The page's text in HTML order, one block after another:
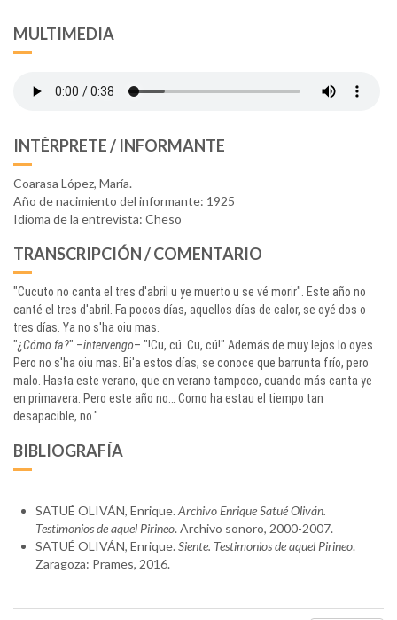
MULTIMEDIA
INTÉRPRETE / INFORMANTE
Coarasa López, María.
Año de nacimiento del informante: 1925
Idioma de la entrevista: Cheso
TRANSCRIPCIÓN / COMENTARIO
"Cucuto no canta el tres d'abril u ye muerto u se vé morir". Este año no
canté el tres d'abril. Fa pocos días, aquellos días de calor, se oyé dos o
tres días. Ya no s'ha oiu mas.
"¿Cómo fa?" –intervengo– "!Cu, cú. Cu, cú!" Además de muy lejos lo oyes.
Pero no s'ha oiu mas. Bi'a estos días, se conoce que barrunta frío, pero
malo. Hasta este verano, que en verano tampoco, cuando más canta ye
en primavera. Pero este año no… Como ha estau el tiempo tan
desapacible, no."
BIBLIOGRAFÍA
SATUÉ OLIVÁN, Enrique. Archivo Enrique Satué Oliván.
Testimonios de aquel Pirineo. Archivo sonoro, 2000-2007.
SATUÉ OLIVÁN, Enrique. Siente. Testimonios de aquel Pirineo.
Zaragoza: Prames, 2016.